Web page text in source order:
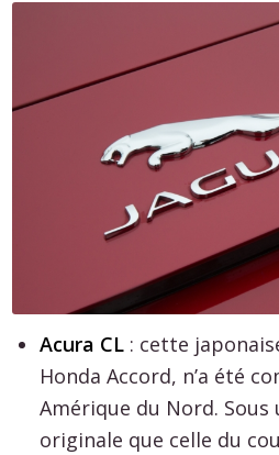
Acura CL : cette
Honda Accord, n’a été
Amérique du Nord. Sous
originale que celle du